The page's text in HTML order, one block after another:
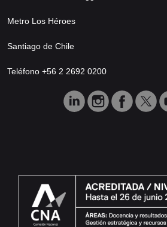
Metro Los Héroes
Santiago de Chile
Teléfono +56 2 2692 0200